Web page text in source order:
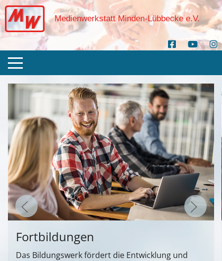
Medienwerkstatt Minden-Lübbecke e.V.
Fortbildungen
Das Bildungswerk fördert die Entwicklung und